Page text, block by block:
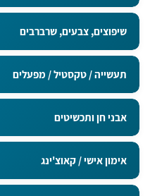
שיפוצים, צבעים, שרברבים
תעשייה / טקסטיל / מפעלים
אבני חן ותכשיטים
אימון אישי / קאוצ'ינג